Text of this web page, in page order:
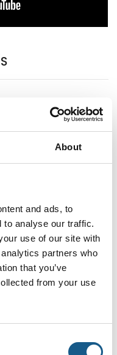
About
and ads, to
to analyse our traffic.
use of our site with
partners who
that you’ve
from your use
IE5
der sikrer
og
en leg,